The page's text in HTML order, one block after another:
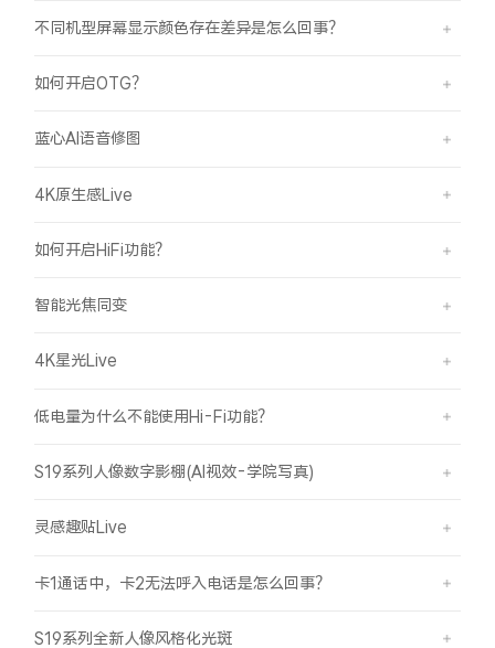
不同机型屏幕显示颜色存在差异是怎么回事？
如何开启OTG？
蓝心AI语音修图
4K原生感Live
如何开启HiFi功能？
智能光焦同变
4K星光Live
低电量为什么不能使用Hi-Fi功能？
S19系列人像数字影棚(AI视效-学院写真)
灵感趣贴Live
卡1通话中，卡2无法呼入电话是怎么回事？
S19系列全新人像风格化光斑